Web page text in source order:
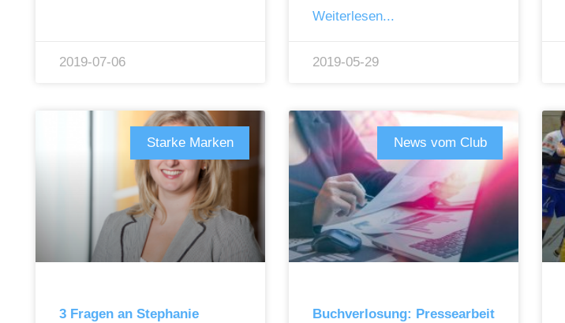
2019-07-06
Weiterlesen...
2019-05-29
Starke Marken
3 Fragen an Stephanie
News vom Club
Buchverlosung: Pressearbeit